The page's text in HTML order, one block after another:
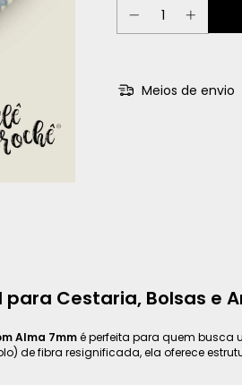
Meios de envio
Cestaria, Bolsas e
Alma 7mmé perfeita para quem busca
de fibra resignificada, ela oferece